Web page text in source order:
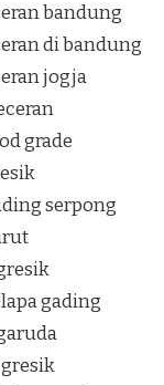
bandung
di bandung
jogja
grade
serpong
gading